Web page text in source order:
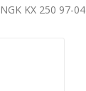
NGK KX 250 97-04